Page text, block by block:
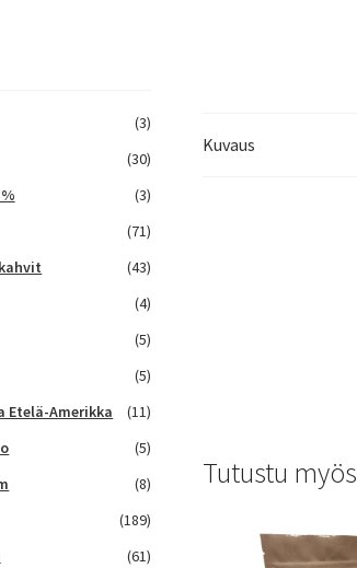
Kuvaus
Tutustu myös
(3)
(30)
(3)
(71)
(43)
(4)
(5)
(5)
Etelä-Amerikka
(11)
(5)
(8)
(189)
(61)